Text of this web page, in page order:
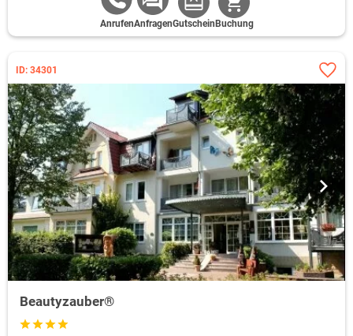
AnrufenAnfragenGutschein Buchung
ID: 34301
Beautyzauber®